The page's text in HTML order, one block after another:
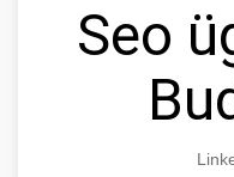
Seo